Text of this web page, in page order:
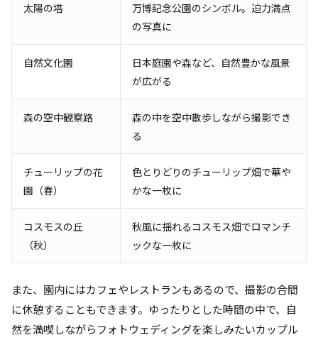
太陽の塔
万博記念公園のシンボル。迫力満点
の写真に
自然文化園
日本庭園や森など、自然豊かな風景
が広がる
森の空中観察路
森の中を空中散歩しながら撮影でき
る
チューリップの花
園（春）
色とりどりのチューリップ畑で華や
かな一枚に
コスモスの丘
（秋）
秋風に揺れるコスモス畑でロマンチ
ックな一枚に
また、園内にはカフェやレストランもあるので、撮影の合間
に休憩することもできます。ゆったりとした時間の中で、自
然を満喫しながらフォトウェディングを楽しみたいカップル